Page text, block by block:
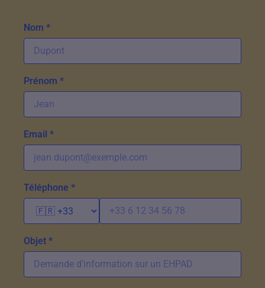
Nom *
Prénom *
Email *
Téléphone *
Objet *